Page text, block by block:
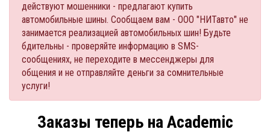
действуют мошенники - предлагают купить
автомобильные шины. Сообщаем вам - ООО "НИТавто" не
занимается реализацией автомобильных шин! Будьте
бдительны - проверяйте информацию в SMS-
сообщениях, не переходите в мессенджеры для
общения и не отправляйте деньги за сомнительные
услуги!
Заказы теперь на Academic